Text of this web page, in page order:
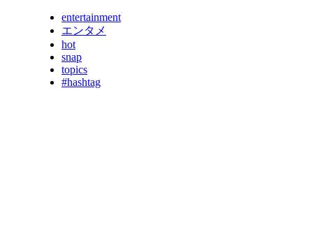
entertainment
エンタメ
hot
snap
topics
#hashtag